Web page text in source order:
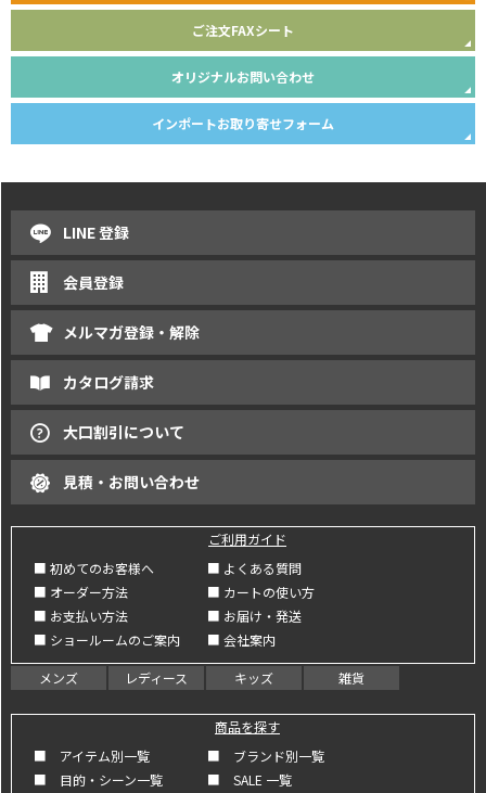
ご注文FAXシート
オリジナルお問い合わせ
インポートお取り寄せフォーム
LINE 登録
会員登録
メルマガ登録・解除
カタログ請求
大口割引について
見積・お問い合わせ
ご利用ガイド
■ 初めてのお客様へ
■ よくある質問
■ オーダー方法
■ カートの使い方
■ お支払い方法
■ お届け・発送
■ ショールームのご案内
■ 会社案内
メンズ レディース キッズ 雑貨
商品を探す
■ アイテム別一覧
■ ブランド別一覧
■ 目的・シーン一覧
■ SALE 一覧